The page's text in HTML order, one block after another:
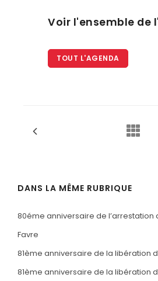
Voir l'ensemble de
TOUT L'AGENDA
DANS LA MÊME RUBRIQUE
80éme anniversaire de l’arrestation
Favre
81ème anniversaire de la libération
81ème anniversaire de la libération